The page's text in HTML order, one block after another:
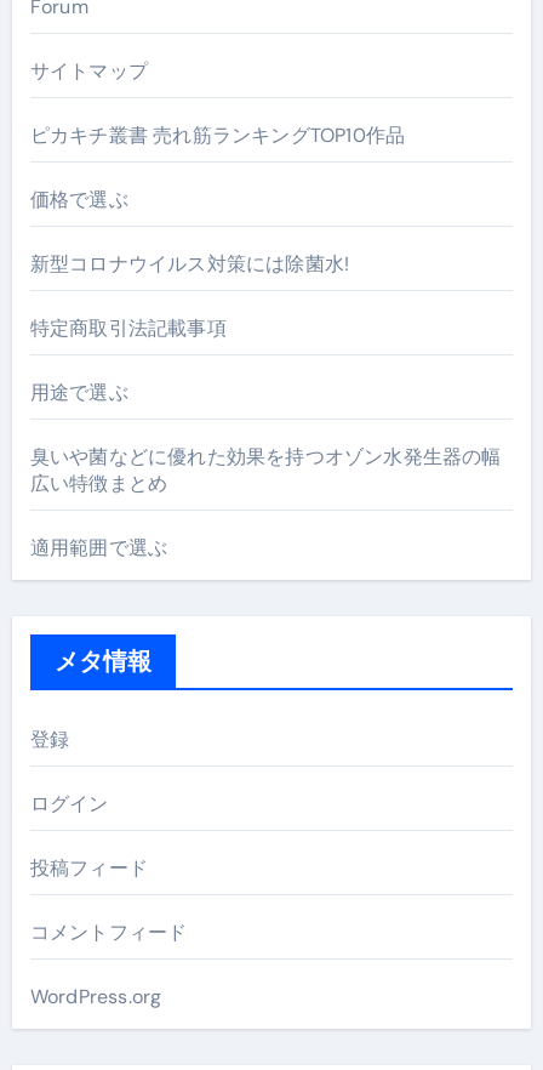
Forum
サイトマップ
ピカキチ叢書 売れ筋ランキングTOP10作品
価格で選ぶ
新型コロナウイルス対策には除菌水!
特定商取引法記載事項
用途で選ぶ
臭いや菌などに優れた効果を持つオゾン水発生器の幅
広い特徴まとめ
適用範囲で選ぶ
メタ情報
登録
ログイン
投稿フィード
コメントフィード
WordPress.org